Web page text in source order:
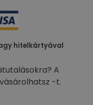
hitelkártyával
A
-t.